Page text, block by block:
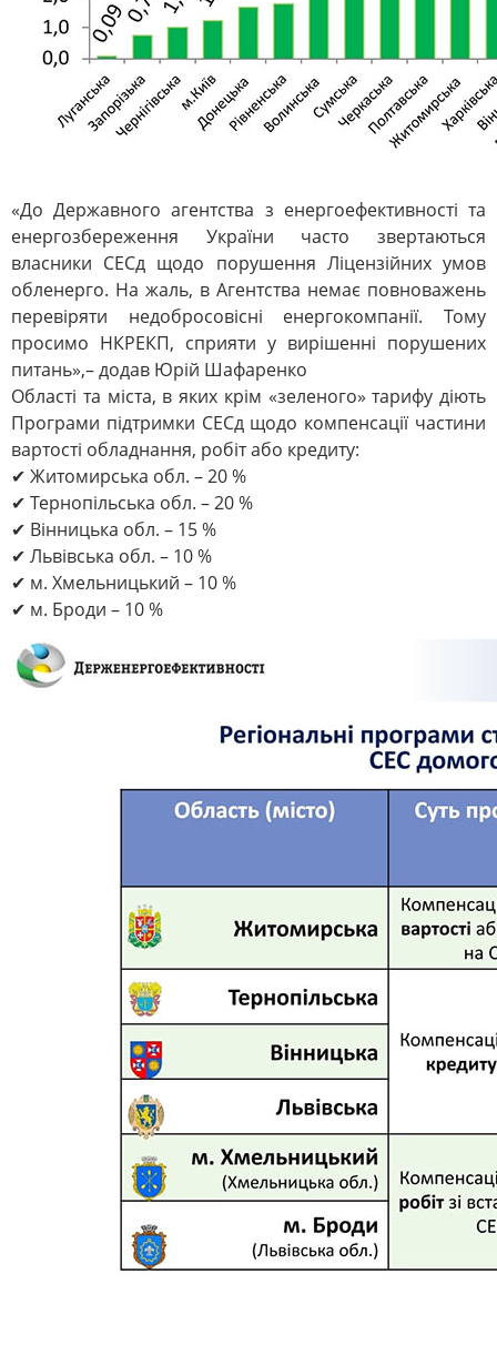
«До Державного агентства з енергоефективності та
енергозбереження України часто звертаються
власники СЕСд щодо порушення Ліцензійних умов
обленерго. На жаль, в Агентства немає повноважень
перевіряти недобросовісні енергокомпанії. Тому
просимо НКРЕКП, сприяти у вирішенні порушених
питань»,– додав Юрій Шафаренко
Області та міста, в яких крім «зеленого» тарифу діють
Програми підтримки СЕСд щодо компенсації частини
вартості обладнання, робіт або кредиту:
✔ Житомирська обл. – 20 %
✔ Тернопільська обл. – 20 %
✔ Вінницька обл. – 15 %
✔ Львівська обл. – 10 %
✔ м. Хмельницький – 10 %
✔ м. Броди – 10 %